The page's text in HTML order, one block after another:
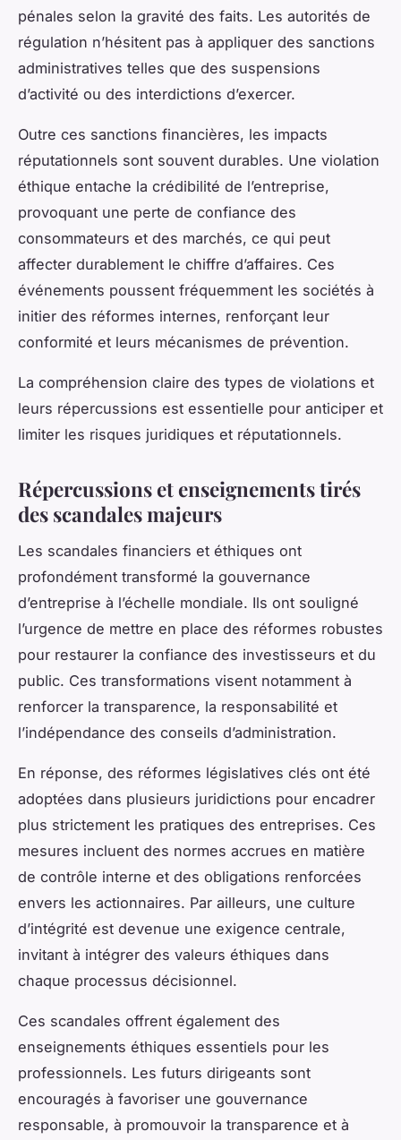
pénales selon la gravité des faits. Les autorités de
régulation n’hésitent pas à appliquer des sanctions
administratives telles que des suspensions
d’activité ou des interdictions d’exercer.
Outre ces sanctions financières, les impacts
réputationnels sont souvent durables. Une violation
éthique entache la crédibilité de l’entreprise,
provoquant une perte de confiance des
consommateurs et des marchés, ce qui peut
affecter durablement le chiffre d’affaires. Ces
événements poussent fréquemment les sociétés à
initier des réformes internes, renforçant leur
conformité et leurs mécanismes de prévention.
La compréhension claire des types de violations et
leurs répercussions est essentielle pour anticiper et
limiter les risques juridiques et réputationnels.
Répercussions et enseignements tirés
des scandales majeurs
Les scandales financiers et éthiques ont
profondément transformé la gouvernance
d’entreprise à l’échelle mondiale. Ils ont souligné
l’urgence de mettre en place des réformes robustes
pour restaurer la confiance des investisseurs et du
public. Ces transformations visent notamment à
renforcer la transparence, la responsabilité et
l’indépendance des conseils d’administration.
En réponse, des réformes législatives clés ont été
adoptées dans plusieurs juridictions pour encadrer
plus strictement les pratiques des entreprises. Ces
mesures incluent des normes accrues en matière
de contrôle interne et des obligations renforcées
envers les actionnaires. Par ailleurs, une culture
d’intégrité est devenue une exigence centrale,
invitant à intégrer des valeurs éthiques dans
chaque processus décisionnel.
Ces scandales offrent également des
enseignements éthiques essentiels pour les
professionnels. Les futurs dirigeants sont
encouragés à favoriser une gouvernance
responsable, à promouvoir la transparence et à